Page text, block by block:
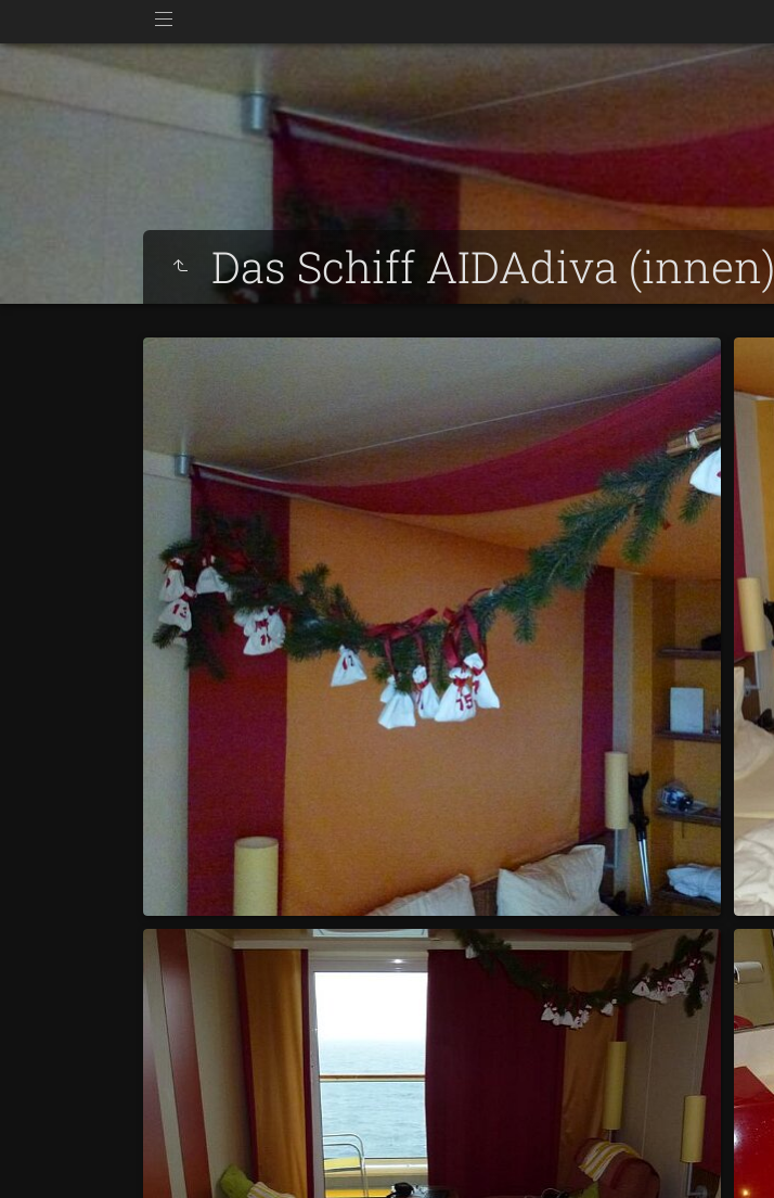
Das Schiff AIDAdiva (innen)